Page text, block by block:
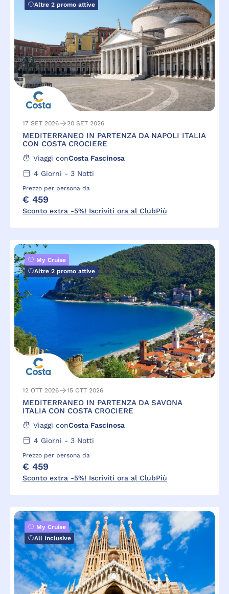
Altre 2 promo attive
17 SET 2026 20 SET 2026
MEDITERRANEO IN PARTENZA DA NAPOLI ITALIA
CON COSTA CROCIERE
Viaggi conCosta Fascinosa
4 Giorni - 3Notti
Prezzo per persona da
€ 459
Sconto extra -5%! Iscriviti ora al ClubPiù
My Cruise
Altre 2 promo attive
12 OTT 2026 15 OTT 2026
MEDITERRANEO IN PARTENZA DA SAVONA
ITALIA CON COSTA CROCIERE
Viaggi conCosta Fascinosa
4 Giorni - 3Notti
Prezzo per persona da
€ 459
Sconto extra -5%! Iscriviti ora al ClubPiù
My Cruise
All Inclusive